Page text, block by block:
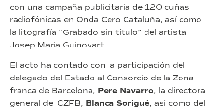
con una campaña publicitaria de 120 cuñas
radiofónicas en Onda Cero Cataluña, así como
la litografía “Grabado sin título” del artista
Josep Maria Guinovart.
El acto ha contado con la participación del
delegado del Estado al Consorcio de la Zona
franca de Barcelona, Pere Navarro, la directora
general del CZFB, Blanca Sorigué, así como del